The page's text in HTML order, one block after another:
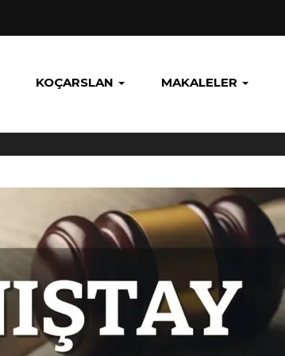
KOÇARSLAN MAKALELER